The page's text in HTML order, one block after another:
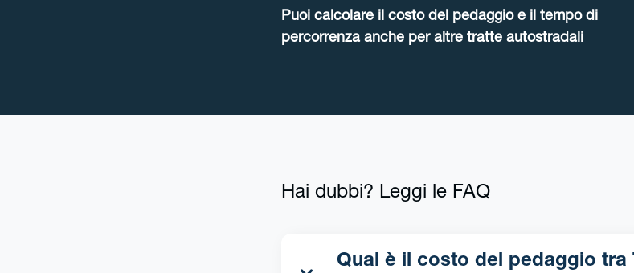
Puoi calcolare il costo del pedaggio e il tempo di
percorrenza anche per altre tratte autostradali
Hai dubbi? Leggi le FAQ
Qual è il costo del pedaggio tra Torino -